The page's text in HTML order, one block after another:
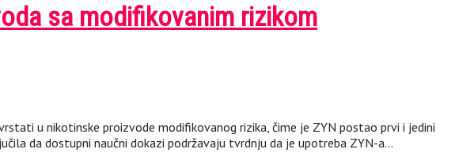
sa modifikovanim rizikom
u nikotinske proizvode modifikovanog rizika, čime je ZYN postao prvi i jedini
da dostupni naučni dokazi podržavaju tvrdnju da je upotreba ZYN-a…